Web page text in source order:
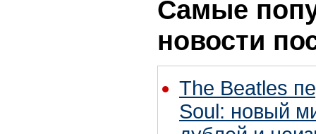
Самые
новости
The Beatles
Soul: новый